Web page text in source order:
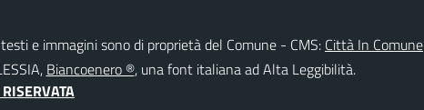
e immagini sono di proprietà del Comune - CMS: Città In Comune
Biancoenero ®, una font italiana ad Alta Leggibilità.